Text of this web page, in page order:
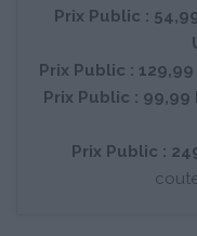
Prix Public :
Prix Public : 129,99
Prix Public : 99,99
Prix Public :